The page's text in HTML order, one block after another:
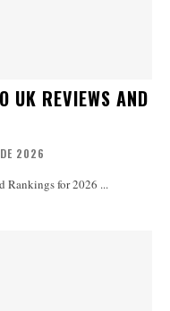
UK REVIEWS AND
2026
Best Non GamStop Casino UK - Reviews and Rankings for 2026 ...